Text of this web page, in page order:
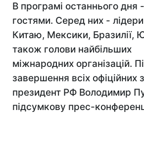
В програмі останнього дня -
гостями. Серед них - лідери
Китаю, Мексики, Бразилії,
також голови найбільших
міжнародних організацій.
завершення всіх офіційних
президент РФ Володимир
підсумкову прес-